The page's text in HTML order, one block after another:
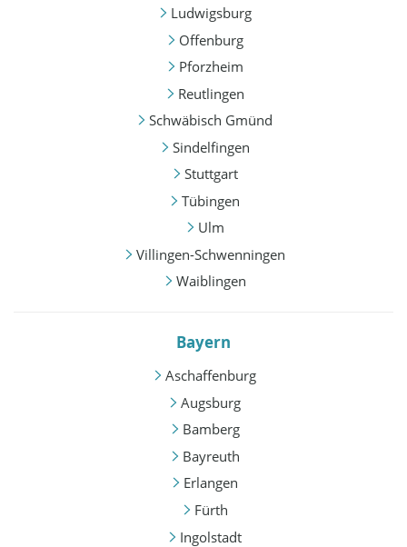
Ludwigsburg
Offenburg
Pforzheim
Reutlingen
Schwäbisch Gmünd
Sindelfingen
Stuttgart
Tübingen
Ulm
Villingen-Schwenningen
Waiblingen
Bayern
Aschaffenburg
Augsburg
Bamberg
Bayreuth
Erlangen
Fürth
Ingolstadt